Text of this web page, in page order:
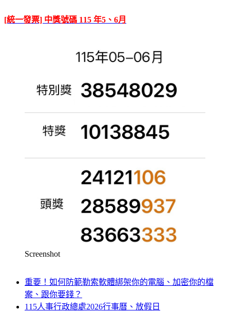
[統一發票] 中獎號碼 115 年5、6月
Screenshot
重要！如何防範勒索軟體綁架你的電腦、加密你的檔
案、跟你要錢？
115人事行政總處2026行事曆、放假日